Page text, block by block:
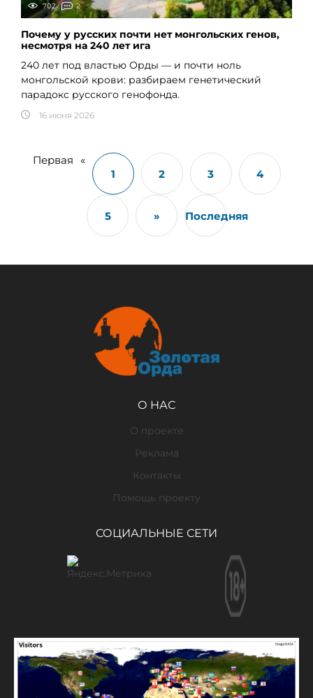
702 2
Почему у русских почти нет монгольских генов,
несмотря на 240 лет ига
240 лет под властью Орды — и почти ноль
монгольской крови: разбираем генетический
парадокс русского генофонда.
16 июня 2026
Первая
«
1
2 3 4
5 » Последняя
О НАС
О проекте
Реклама
Контакты
Помощь проекту
СОЦИАЛЬНЫЕ СЕТИ